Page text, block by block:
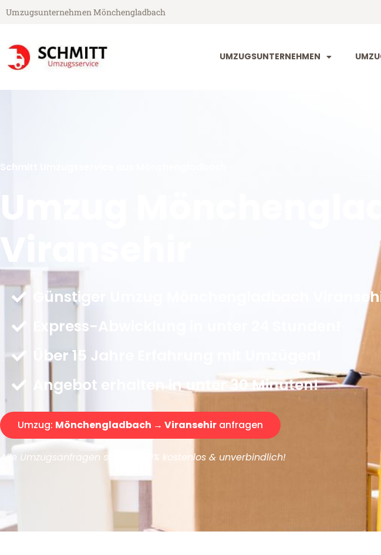
Umzugsunternehmen Mönchengladbach
UMZUGSUNTERNEHMEN
Umzug
Viransehir
Günstiger Umzug Mönchengladbach
Express-Abwicklung in unter 24 Stunden!
Über 15 Jahre Erfahrung mit Umzügen!
Angebot erhalten in unter 30 Minuten!
Umzug: Mönchengladbach → Viransehir anfragen
Alle Umzugsanfragen sind zu 100% kostenlos & unverbindlich!